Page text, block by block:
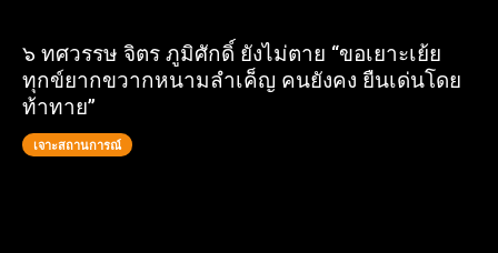
๖ ทศวรรษ จิตร ภูมิศักดิ์ ยังไม่ตาย “ขอเยาะเย้ย
ทุกข์ยากขวากหนามลำเค็ญ คนยังคง ยืนเด่นโดย
ท้าทาย”
เจาะสถานการณ์